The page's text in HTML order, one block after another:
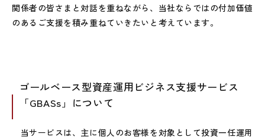
関係者の皆さまと対話を重ねながら、当社ならではの付加価値
のあるご支援を積み重ねていきたいと考えています。
ゴールベース型資産運用ビジネス支援サービス
「GBASs」について
当サービスは、主に個人のお客様を対象として投資一任運用